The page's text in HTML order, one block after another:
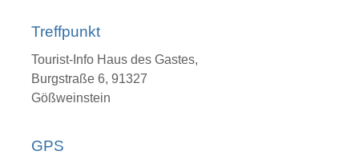
Treffpunkt
Tourist-Info Haus des Gastes,
Burgstraße 6, 91327
Gößweinstein
GPS